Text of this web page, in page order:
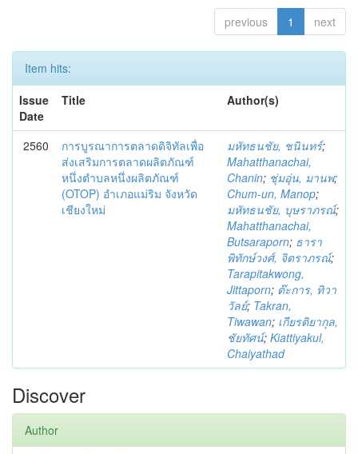
previous 1 next
Item hits:
Issue
Date
Title Author(s)
2560
การบูรณาการตลาดดิจิทัลเพื่อ
ส่งเสริมการตลาดผลิตภัณฑ์
หนึ่งตำบลหนึ่งผลิตภัณฑ์
(OTOP) อำเภอแม่ริม จังหวัด
เชียงใหม่
มหัทธนชัย, ชนินทร์;
Mahatthanachai,
Chanin; ชุ่มอุ่น, มานพ;
Chum-un, Manop;
มหัทธนชัย, บุษราภรณ์;
Mahatthanachai,
Butsaraporn; ธารา
พิทักษ์วงศ์, จิตราภรณ์;
Tarapitakwong,
Jittaporn; ต๊ะการ, ทิวา
วัลย์; Takran,
Tiwawan; เกียรติยากุล,
ชัยทัศน์; Kiattiyakul,
Chaiyathad
Discover
Author